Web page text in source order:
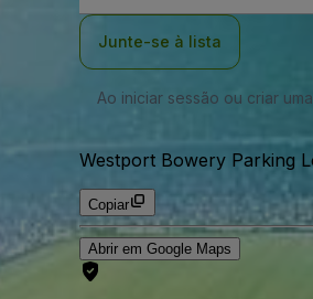
Junte-se à lista
Ao iniciar sessão ou criar
Westport Bowery Parking
Copiar
Abrir em Google Maps